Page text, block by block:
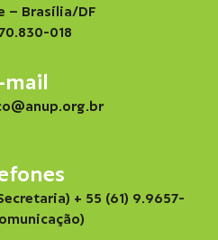
– Brasília/DF
018
mail
+ 55 (61) 9.9657-